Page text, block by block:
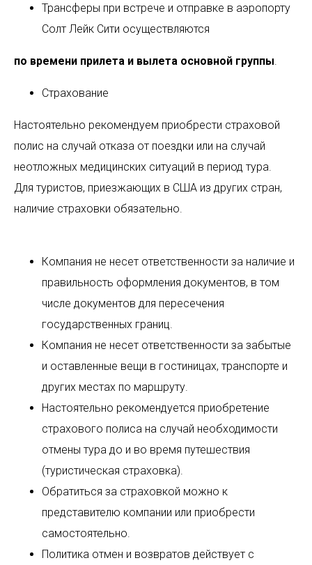
Трансферы при встрече и отправке в аэропорту
Солт Лейк Сити осуществляются
по времени прилета и вылета основной группы
Страхование
Настоятельно рекомендуем приобрести страховой
полис на случай отказа от поездки или на случай
неотложных медицинских ситуаций в период тура.
Для туристов, приезжающих в США из других стран,
наличие страховки обязательно.
Компания не несет ответственности за наличие и
правильность оформления документов, в том
числе документов для пересечения
государственных границ.
Компания не несет ответственности за забытые
и оставленные вещи в гостиницах, транспорте и
других местах по маршруту.
Настоятельно рекомендуется приобретение
страхового полиса на случай необходимости
отмены тура до и во время путешествия
(туристическая страховка).
Обратиться за страховкой можно к
представителю компании или приобрести
самостоятельно.
Политика отмен и возвратов действует с